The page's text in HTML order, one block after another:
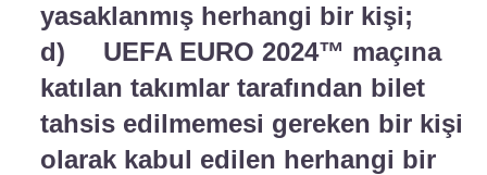
yasaklanmış herhangi bir kişi;
d) UEFA EURO 2024™ maçına
katılan takımlar tarafından bilet
tahsis edilmemesi gereken bir kişi
olarak kabul edilen herhangi bir